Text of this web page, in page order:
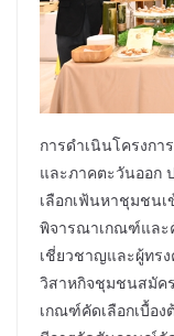
การดำเนินโครงกา
และภาคตะวันออก
เลือกเฟ้นหาชุมชน
พิจารณาเกณฑ์และ
เชี่ยวชาญและผู้ทร
วิสาหกิจชุมชนสมัค
เกณฑ์คัดเลือกเบื้อ